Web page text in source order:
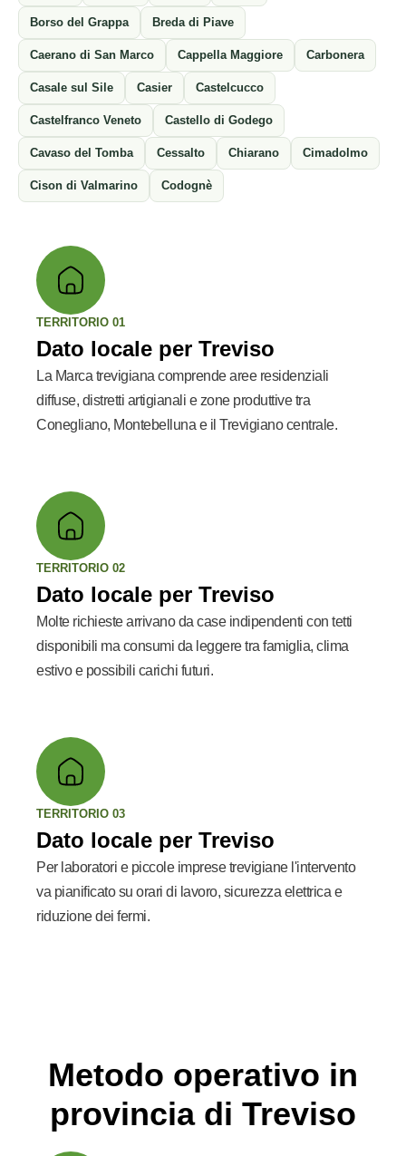
Borso del Grappa Breda di Piave
Caerano di San Marco Cappella Maggiore Carbonera
Casale sul Sile Casier Castelcucco
Castelfranco Veneto Castello di Godego
Cavaso del Tomba Cessalto Chiarano Cimadolmo
Cison di Valmarino Codognè
TERRITORIO 01
Dato locale per Treviso
La Marca trevigiana comprende aree residenziali
diffuse, distretti artigianali e zone produttive tra
Conegliano, Montebelluna e il Trevigiano centrale.
TERRITORIO 02
Dato locale per Treviso
Molte richieste arrivano da case indipendenti con tetti
disponibili ma consumi da leggere tra famiglia, clima
estivo e possibili carichi futuri.
TERRITORIO 03
Dato locale per Treviso
Per laboratori e piccole imprese trevigiane l'intervento
va pianificato su orari di lavoro, sicurezza elettrica e
riduzione dei fermi.
Metodo operativo in
provincia di Treviso